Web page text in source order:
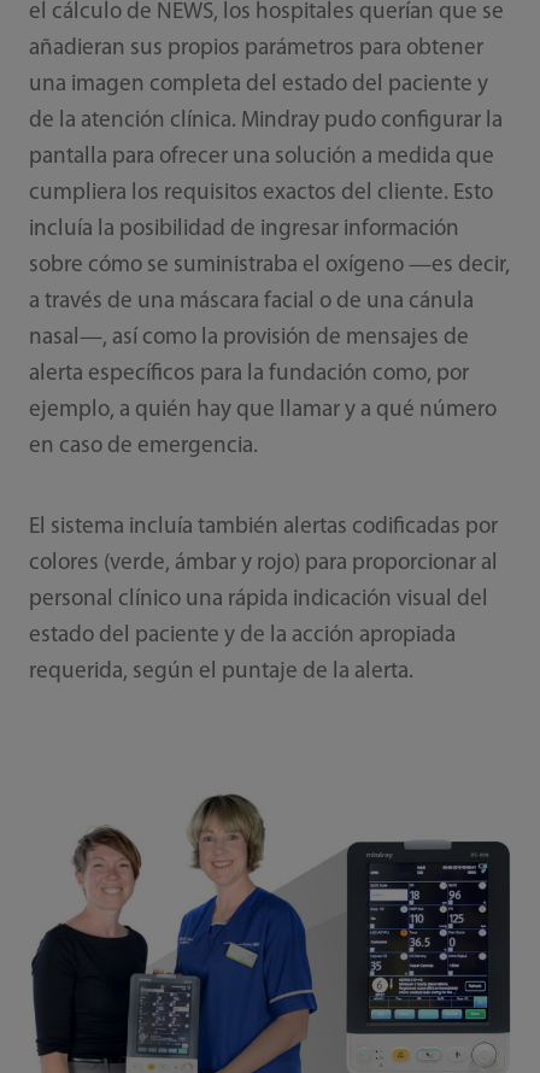
el cálculo de NEWS, los hospitales querían que se
añadieran sus propios parámetros para obtener
una imagen completa del estado del paciente y
de la atención clínica. Mindray pudo configurar la
pantalla para ofrecer una solución a medida que
cumpliera los requisitos exactos del cliente. Esto
incluía la posibilidad de ingresar información
sobre cómo se suministraba el oxígeno —es decir,
a través de una máscara facial o de una cánula
nasal—, así como la provisión de mensajes de
alerta específicos para la fundación como, por
ejemplo, a quién hay que llamar y a qué número
en caso de emergencia.
El sistema incluía también alertas codificadas por
colores (verde, ámbar y rojo) para proporcionar al
personal clínico una rápida indicación visual del
estado del paciente y de la acción apropiada
requerida, según el puntaje de la alerta.